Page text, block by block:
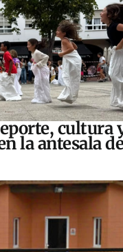
cultura
la antesala